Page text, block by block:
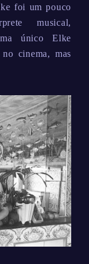
foi um pouco
musical,
único Elke
cinema, mas